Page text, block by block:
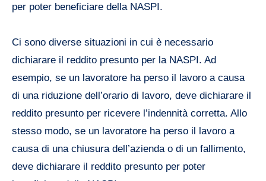
per poter beneficiare della NASPI.
Ci sono diverse situazioni in cui è necessario
dichiarare il reddito presunto per la NASPI. Ad
esempio, se un lavoratore ha perso il lavoro a causa
di una riduzione dell’orario di lavoro, deve dichiarare il
reddito presunto per ricevere l’indennità corretta. Allo
stesso modo, se un lavoratore ha perso il lavoro a
causa di una chiusura dell’azienda o di un fallimento,
deve dichiarare il reddito presunto per poter